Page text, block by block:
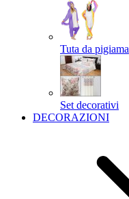
Tuta da pigiama
Set decorativi
DECORAZIONI